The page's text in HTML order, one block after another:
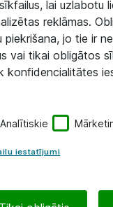
lai uzlabotu
reklāmas.
jo tie ir
vai tikai obligātos
konfidencialitātes
Analītiskie
iestatījumi